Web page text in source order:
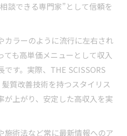
談できる専門家”として信頼を
カラーのように流行に左右され
ても高単価メニューとして収入
す。実際、THE SCISSORS
質改善技術を持つスタイリス
が上がり、安定した高収入を実
施術法など常に最新情報へのア